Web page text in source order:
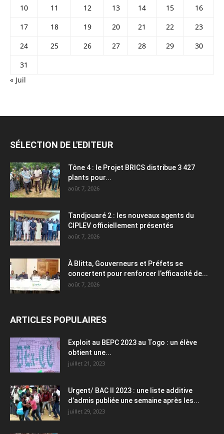
10
11 12 13 14 15
16
17
18 19 20 21 22
23
24
25 26 27 28 29
30
31
« Juil
SÉLECTION DE L'EDITEUR
Tône 4 : le Projet BRICS distribue 3 427
plants pour...
août 7, 2026
Tandjouaré 2 : les nouveaux agents du
CIPLEV officiellement présentés
août 7, 2026
À Blitta, Gouverneurs et Préfets se
concertent pour renforcer l’efficacité de...
août 7, 2026
ARTICLES POPULAIRES
Exploit au BEPC 2023 au Togo : un élève
obtient une...
juillet 21, 2023
Urgent/ BAC II 2023 : une liste additive
d’admis publiée une semaine après les...
juillet 29, 2023